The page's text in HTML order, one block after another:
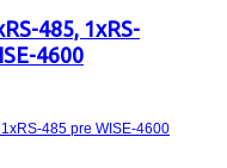
485, 1xRS-
4600